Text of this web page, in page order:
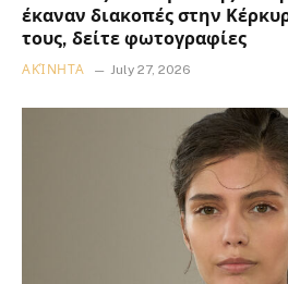
έκαναν διακοπές στην
τους, δείτε φωτογραφίες
ΑΚΊΝΗΤΑ July 27, 2026